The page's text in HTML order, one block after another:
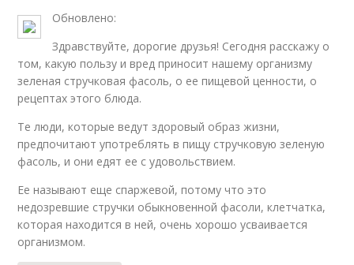
Обновлено:
Здравствуйте, дорогие друзья! Сегодня расскажу о
том, какую пользу и вред приносит нашему организму
зеленая стручковая фасоль, о ее пищевой ценности, о
рецептах этого блюда.
Те люди, которые ведут здоровый образ жизни,
предпочитают употреблять в пищу стручковую зеленую
фасоль, и они едят ее с удовольствием.
Ее называют еще спаржевой, потому что это
недозревшие стручки обыкновенной фасоли, клетчатка,
которая находится в ней, очень хорошо усваивается
организмом.